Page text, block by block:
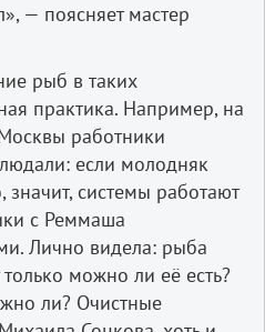
— поясняет мастер
рыб в таких
практика. Например, на
работники
если молодняк
значит, системы работают
с Реммаша
Лично видела: рыба
можно ли её есть?
ли? Очистные